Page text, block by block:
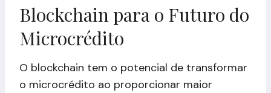
Blockchain para o Futuro do
Microcrédito
O blockchain tem o potencial de transformar
o microcrédito ao proporcionar maior